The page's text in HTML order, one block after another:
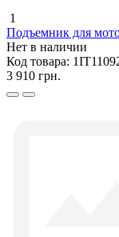
1
Подъемник для
Нет в наличии
Код товара:
3 910 грн.